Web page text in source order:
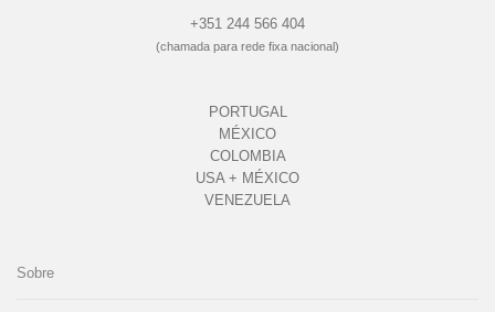
+351 244 566 404
(chamada para rede fixa nacional)
PORTUGAL
MÉXICO
COLOMBIA
USA + MÉXICO
VENEZUELA
Sobre